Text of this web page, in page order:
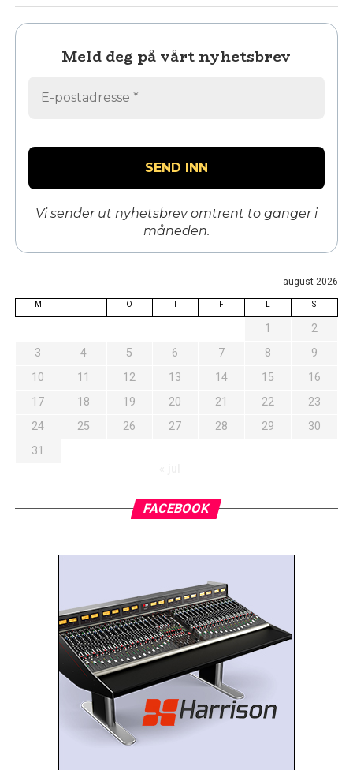
Meld deg på vårt nyhetsbrev
Vi sender ut nyhetsbrev omtrent to ganger i
måneden.
august 2026
M T O T F S
1
2
3
4 5 6 7 8
9
10
11 12 13 14 15
16
17
18 19 20 21 22
23
24
25 26 27 28 29
30
31
FACEBOOK